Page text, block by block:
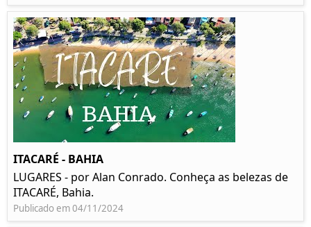
ITACARÉ - BAHIA
LUGARES - por Alan Conrado. Conheça as belezas de
ITACARÉ, Bahia.
Publicado em 04/11/2024